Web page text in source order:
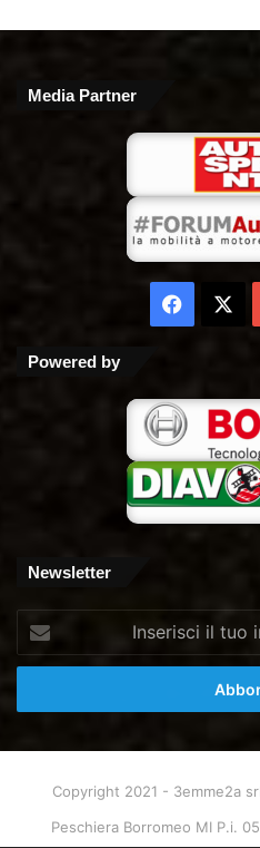
Media Partner
Powered by
Newsletter
tuo
mail
Copyright 2021 - 3emme2a
Peschiera Borromeo MI P.i.